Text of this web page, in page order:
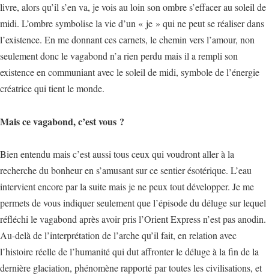
livre, alors qu’il s’en va, je vois au loin son ombre s’effacer au soleil de
midi. L’ombre symbolise la vie d’un « je » qui ne peut se réaliser dans
l’existence. En me donnant ces carnets, le chemin vers l’amour, non
seulement donc le vagabond n’a rien perdu mais il a rempli son
existence en communiant avec le soleil de midi, symbole de l’énergie
créatrice qui tient le monde.
Mais ce vagabond, c’est vous ?
Bien entendu mais c’est aussi tous ceux qui voudront aller à la
recherche du bonheur en s’amusant sur ce sentier ésotérique. L’eau
intervient encore par la suite mais je ne peux tout développer. Je me
permets de vous indiquer seulement que l’épisode du déluge sur lequel
réfléchi le vagabond après avoir pris l’Orient Express n’est pas anodin.
Au-delà de l’interprétation de l’arche qu’il fait, en relation avec
l’histoire réelle de l’humanité qui dut affronter le déluge à la fin de la
dernière glaciation, phénomène rapporté par toutes les civilisations, et